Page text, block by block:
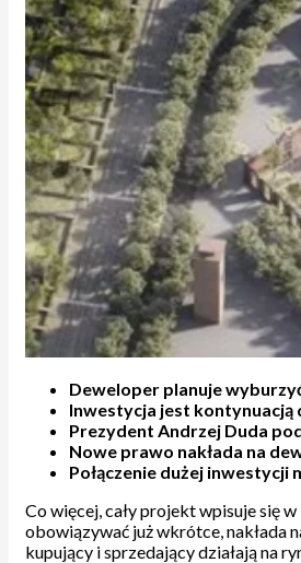
Deweloper planuje
Inwestycja jest kontynuacją
Prezydent Andrzej Duda
Nowe prawo nakłada na
Połączenie dużej inwestycji
Co więcej, cały projekt wpisuje się
obowiązywać już wkrótce, nakłada
kupujący i sprzedający działają na